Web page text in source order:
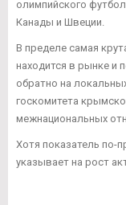
олимпийского
Канады и Швеции.
В пределе самая
находится в рынке и
обратно на
госкомитета
межнациональных
Хотя показатель по-
указывает на рост